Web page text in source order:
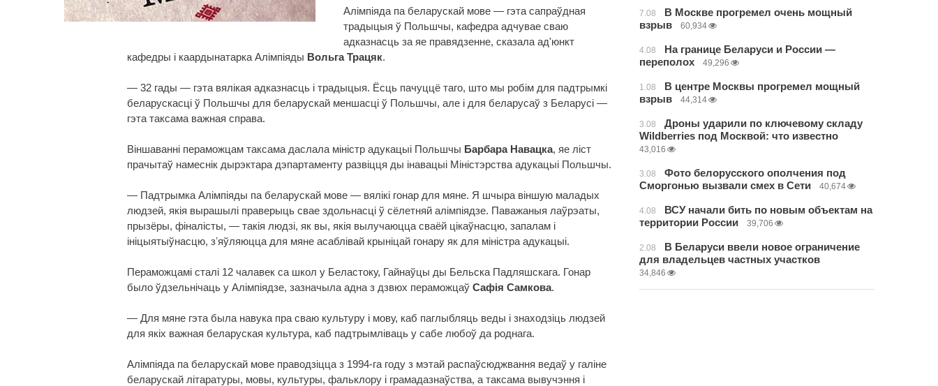
Алімпіяда па беларускай мове — гэта сапраўдная
традыцыя ў Польшчы, кафедра адчувае сваю
адказнасць за яе правядзенне, сказала ад'юнкт
кафедры і каардынатарка Алімпіяды Вольга Трацяк.
— 32 гады — гэта вялікая адказнасць і традыцыя. Ёсць пачуццё таго, што мы робім для падтрымкі
беларускасці ў Польшчы для беларускай меншасці ў Польшчы, але і для беларусаў з Беларусі —
гэта таксама важная справа.
Віншаванні пераможцам таксама даслала міністр адукацыі Польшчы Барбара Навацка, яе ліст
прачытаў намеснік дырэктара дэпартаменту развіцця ды інавацыі Міністэрства адукацыі Польшчы.
— Падтрымка Алімпіяды па беларускай мове — вялікі гонар для мяне. Я шчыра віншую маладых
людзей, якія вырашылі праверыць свае здольнасці ў сёлетняй алімпіядзе. Паважаныя лаўрэаты,
прызёры, фіналісты, — такія людзі, як вы, якія вылучаюцца сваёй цікаўнасцю, запалам і
ініцыятыўнасцю, зʼяўляюцца для мяне асаблівай крыніцай гонару як для міністра адукацыі.
Пераможцамі сталі 12 чалавек са школ у Беластоку, Гайнаўцы ды Бельска Падляшскага. Гонар
было ўдзельнічаць у Алімпіядзе, зазначыла адна з дзвюх пераможцаў Сафія Самкова.
— Для мяне гэта была навука пра сваю культуру і мову, каб паглыбляць веды і знаходзіць людзей
для якіх важная беларуская культура, каб падтрымліваць у сабе любоў да роднага.
Алімпіяда па беларускай мове праводзіцца з 1994-га году з мэтай распаўсюджвання ведаў у галіне
беларускай літаратуры, мовы, культуры, фальклору і грамадазнаўства, а таксама вывучэння і
7.08
В Москве прогремел очень мощный
взрыв
60,934
4.08
На границе Беларуси и России —
переполох
49,296
1.08
В центре Москвы прогремел мощный
взрыв
44,314
3.08
Дроны ударили по ключевому складу
Wildberries под Москвой: что известно
43,016
3.08
Фото белорусского ополчения под
Сморгонью вызвали смех в Сети
40,674
4.08
ВСУ начали бить по новым объектам на
территории России
39,706
2.08
В Беларуси ввели новое ограничение
для владельцев частных участков
34,846